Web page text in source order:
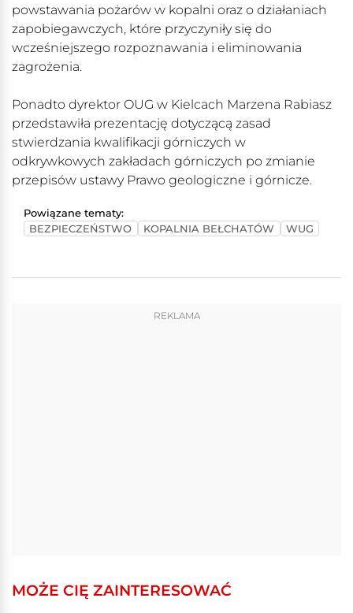
powstawania pożarów w kopalni oraz o działaniach
zapobiegawczych, które przyczyniły się do
wcześniejszego rozpoznawania i eliminowania
zagrożenia.
Ponadto dyrektor OUG w Kielcach Marzena Rabiasz
przedstawiła prezentację dotyczącą zasad
stwierdzania kwalifikacji górniczych w
odkrywkowych zakładach górniczych po zmianie
przepisów ustawy Prawo geologiczne i górnicze.
Powiązane tematy:
BEZPIECZEŃSTWO
KOPALNIA BEŁCHATÓW WUG
REKLAMA
MOŻE CIĘ ZAINTERESOWAĆ